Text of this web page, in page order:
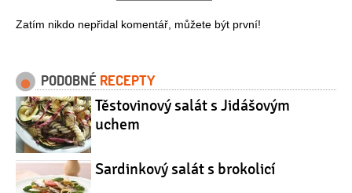
Zatím nikdo nepřidal komentář, můžete být první!
PODOBNÉ RECEPTY
Těstovinový salát s Jidášovým
uchem
Sardinkový salát s brokolicí